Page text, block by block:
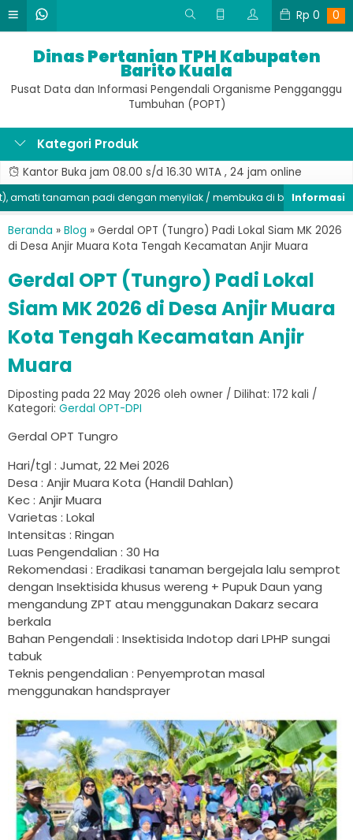
Rp 0 0
Dinas Pertanian TPH Kabupaten
Barito Kuala
Pusat Data dan Informasi Pengendali Organisme Pengganggu
Tumbuhan (POPT)
Kategori Produk
Kantor Buka jam 08.00 s/d 16.30 WITA , 24 jam online
tanaman padi dengan menyilak / membuka di bagian batang,
Beranda » Blog » Gerdal OPT (Tungro) Padi Lokal Siam MK 2026
di Desa Anjir Muara Kota Tengah Kecamatan Anjir Muara
Gerdal OPT (Tungro) Padi Lokal
Siam MK 2026 di Desa Anjir Muara
Kota Tengah Kecamatan Anjir
Muara
Diposting pada 22 May 2026 oleh owner / Dilihat: 172 kali /
Kategori: Gerdal OPT-DPI
Gerdal OPT Tungro
Hari/tgl : Jumat, 22 Mei 2026
Desa : Anjir Muara Kota (Handil Dahlan)
Kec : Anjir Muara
Varietas : Lokal
Intensitas : Ringan
Luas Pengendalian : 30 Ha
Rekomendasi : Eradikasi tanaman bergejala lalu semprot
dengan Insektisida khusus wereng + Pupuk Daun yang
mengandung ZPT atau menggunakan Dakarz secara
berkala
Bahan Pengendali : Insektisida Indotop dari LPHP sungai
tabuk
Teknis pengendalian : Penyemprotan masal
menggunakan handsprayer